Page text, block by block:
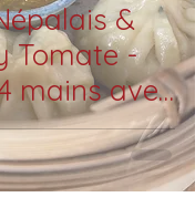
&
Tomate -
mains avec
Comar